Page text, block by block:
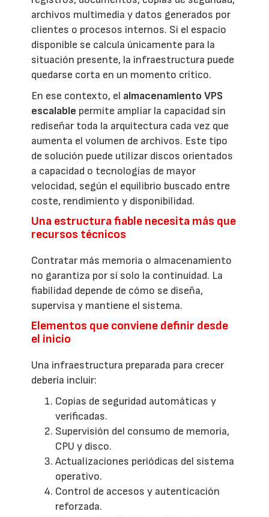
archivos multimedia y datos generados por
clientes o procesos internos. Si el espacio
disponible se calcula únicamente para la
situación presente, la infraestructura puede
quedarse corta en un momento crítico.
En ese contexto, el almacenamiento VPS
escalable permite ampliar la capacidad sin
rediseñar toda la arquitectura cada vez que
aumenta el volumen de archivos. Este tipo
de solución puede utilizar discos orientados
a capacidad o tecnologías de mayor
velocidad, según el equilibrio buscado entre
coste, rendimiento y disponibilidad.
Una estructura fiable necesita más que
recursos técnicos
Contratar más memoria o almacenamiento
no garantiza por sí solo la continuidad. La
fiabilidad depende de cómo se diseña,
supervisa y mantiene el sistema.
Elementos que conviene definir desde
el inicio
Una infraestructura preparada para crecer
debería incluir:
Copias de seguridad automáticas y
verificadas.
Supervisión del consumo de memoria,
CPU y disco.
Actualizaciones periódicas del sistema
operativo.
Control de accesos y autenticación
reforzada.